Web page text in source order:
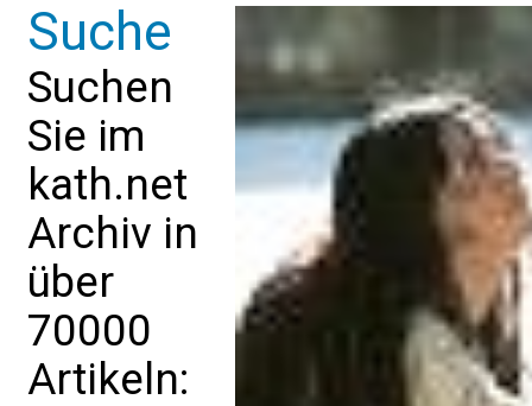
Suche
Suchen
Sie im
kath.net
Archiv in
über
70000
Artikeln: